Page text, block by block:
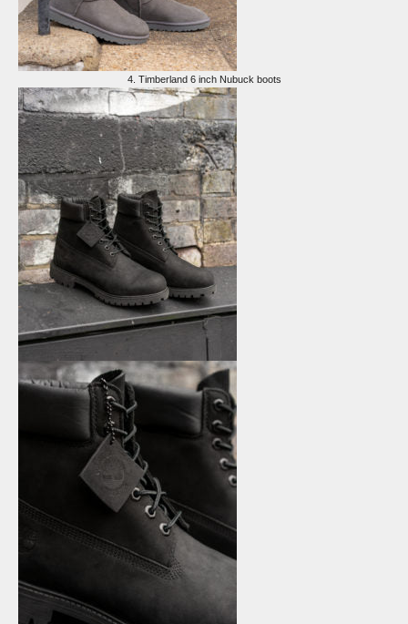
4. Timberland 6 inch Nubuck boots